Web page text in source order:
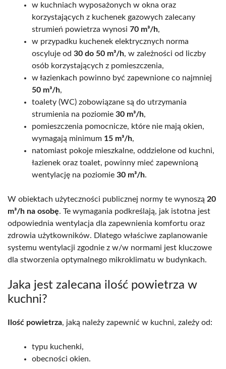
w kuchniach wyposażonych w okna oraz
korzystających z kuchenek gazowych zalecany
strumień powietrza wynosi 70 m³/h,
w przypadku kuchenek elektrycznych norma
oscyluje od 30 do 50 m³/h, w zależności od liczby
osób korzystających z pomieszczenia,
w łazienkach powinno być zapewnione co najmniej
50 m³/h,
toalety (WC) zobowiązane są do utrzymania
strumienia na poziomie 30 m³/h,
pomieszczenia pomocnicze, które nie mają okien,
wymagają minimum 15 m³/h,
natomiast pokoje mieszkalne, oddzielone od kuchni,
łazienek oraz toalet, powinny mieć zapewnioną
wentylację na poziomie 30 m³/h.
W obiektach użyteczności publicznej normy te wynoszą 20
m³/h na osobę. Te wymagania podkreślają, jak istotna jest
odpowiednia wentylacja dla zapewnienia komfortu oraz
zdrowia użytkowników. Dlatego właściwe zaplanowanie
systemu wentylacji zgodnie z w/w normami jest kluczowe
dla stworzenia optymalnego mikroklimatu w budynkach.
Jaka jest zalecana ilość powietrza w
kuchni?
Ilość powietrza, jaką należy zapewnić w kuchni, zależy od:
typu kuchenki,
obecności okien.